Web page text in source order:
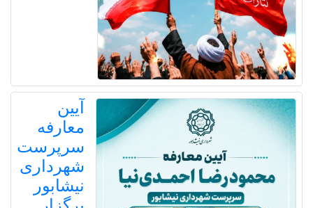
آیین
معارفه
سرپرست
شهرداری
نیشابور